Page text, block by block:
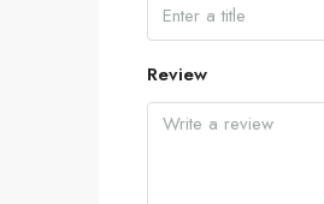
Review